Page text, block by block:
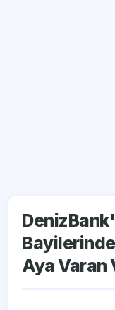
Bayilerinde
Aya Varan